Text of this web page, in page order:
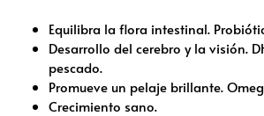
Equilibra la flora intestinal.
Desarrollo del cerebro y la visión.
pescado.
Promueve un pelaje brillante.
Crecimiento sano.